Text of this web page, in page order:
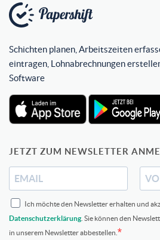
Schichten planen, Arbeitszeiten
eintragen, Lohnabrechnungen
Software
JETZT ZUM NEWSLETTER
Ich möchte den Newsletter erhalten und
Datenschutzerklärung . Sie können den
in unserem Newsletter abbestellen.